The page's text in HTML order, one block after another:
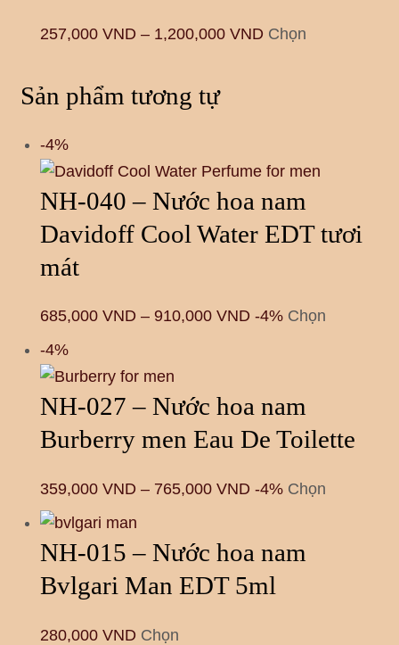
257,000 VND – 1,200,000 VND Chọn
Sản phẩm tương tự
-4%
NH-040 – Nước hoa nam
Davidoff Cool Water EDT tươi
mát
685,000 VND – 910,000 VND -4% Chọn
-4%
NH-027 – Nước hoa nam
Burberry men Eau De Toilette
359,000 VND – 765,000 VND -4% Chọn
NH-015 – Nước hoa nam
Bvlgari Man EDT 5ml
280,000 VND Chọn